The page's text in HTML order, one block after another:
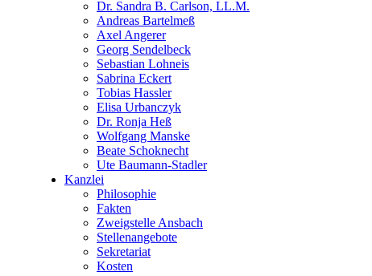
Dr. Sandra B. Carlson, LL.M.
Andreas Bartelmeß
Axel Angerer
Georg Sendelbeck
Sebastian Lohneis
Sabrina Eckert
Tobias Hassler
Elisa Urbanczyk
Dr. Ronja Heß
Wolfgang Manske
Beate Schoknecht
Ute Baumann-Stadler
Kanzlei
Philosophie
Fakten
Zweigstelle Ansbach
Stellenangebote
Sekretariat
Kosten